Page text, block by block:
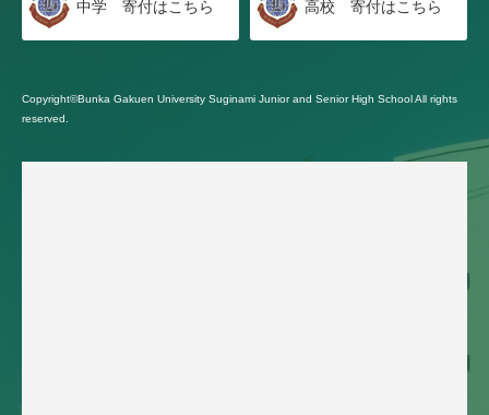
中学 寄付はこちら 高校 寄付はこちら
Copyright©Bunka Gakuen University Suginami Junior and Senior High School All rights
reserved.